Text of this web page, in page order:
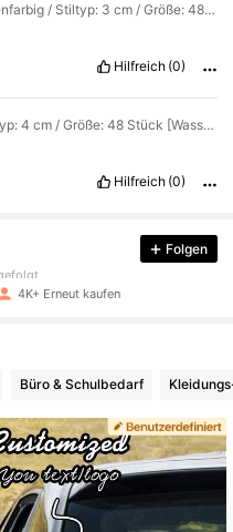
Farbe: Verschiedenfarbig / Stiltyp: 3 cm / Größe: 48 Artikel
Hilfreich (0)
Farbe: Weiss / Stiltyp: 4 cm / Größe: 48 Stück [Wasserdicht]
Hilfreich (0)
gefolgt
Folgen
4K+ Erneut kaufen
Büro & Schulbedarf